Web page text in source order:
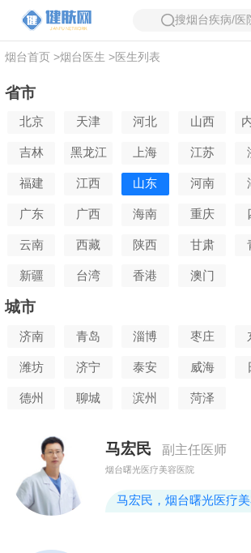
搜烟台疾病/医
烟台首页>烟台医生 >医生列表
省市
北京 天津 河北 山西
吉林 黑龙江 上海 江苏
福建 江西 山东 河南
广东 广西 海南 重庆
云南 西藏 陕西 甘肃
新疆 台湾 香港 澳门
城市
济南 青岛 淄博 枣庄
潍坊 济宁 泰安 威海
德州 聊城 滨州 菏泽
马宏民 副主任医师
烟台曙光医疗美容医院
马宏民，烟台曙光医疗